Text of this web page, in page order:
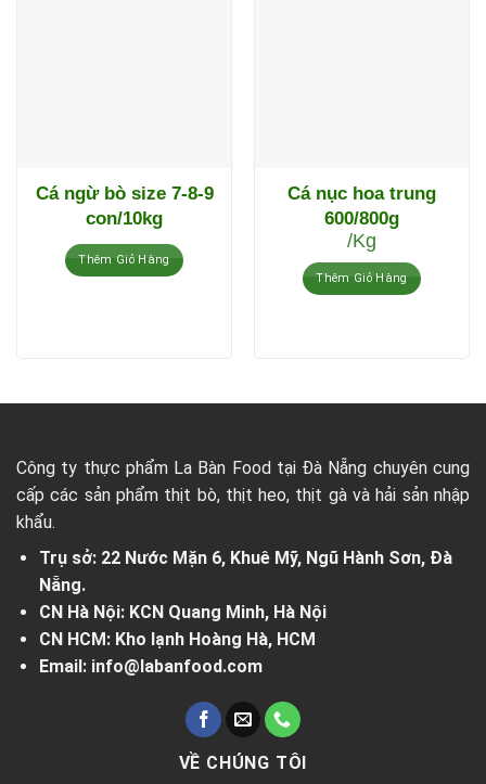
Cá ngừ bò size 7-8-9
con/10kg
Thêm Giỏ Hàng
Cá nục hoa trung
600/800g
/Kg
Thêm Giỏ Hàng
Công ty thực phẩm La Bàn Food tại Đà Nẵng chuyên cung
cấp các sản phẩm thịt bò, thịt heo, thịt gà và hải sản nhập
khẩu.
Trụ sở: 22 Nước Mặn 6, Khuê Mỹ, Ngũ Hành Sơn, Đà
Nẵng.
CN Hà Nội: KCN Quang Minh, Hà Nội
CN HCM: Kho lạnh Hoàng Hà, HCM
Email: info@labanfood.com
VỀ CHÚNG TÔI